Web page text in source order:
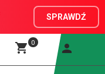
SPRAWDŹ
0